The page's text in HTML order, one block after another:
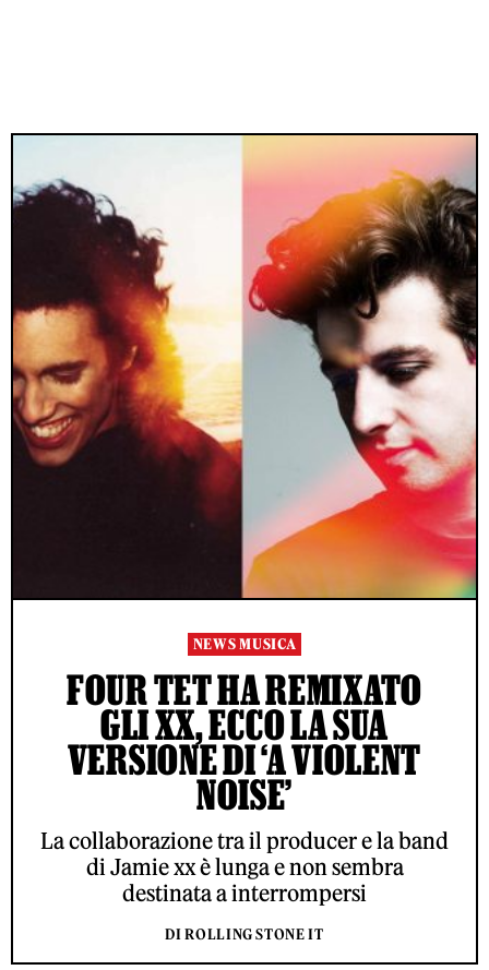
NEWS MUSICA
FOUR TET HA REMIXATO
GLI XX, ECCO LA SUA
VERSIONE DI ‘A VIOLENT
NOISE’
La collaborazione tra il producer e la band
di Jamie xx è lunga e non sembra
destinata a interrompersi
DI ROLLING STONE IT